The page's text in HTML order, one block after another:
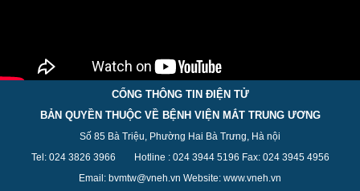
CỔNG THÔNG TIN ĐIỆN TỬ
BẢN QUYỀN THUỘC VỀ BỆNH VIỆN MẮT TRUNG ƯƠNG
Số 85 Bà Triệu, Phường Hai Bà Trưng, Hà nội
Tel: 024 3826 3966 Hotline : 024 3944 5196 Fax: 024 3945 4956
Email: bvmtw@vneh.vn Website: www.vneh.vn